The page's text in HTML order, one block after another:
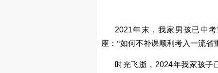
2021年末，我家男孩已中
座：“如何不补课顺利考入一流省
时光飞逝， 2024年我家孩子